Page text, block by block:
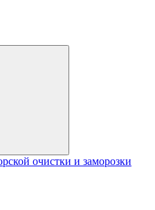
очистки и заморозки